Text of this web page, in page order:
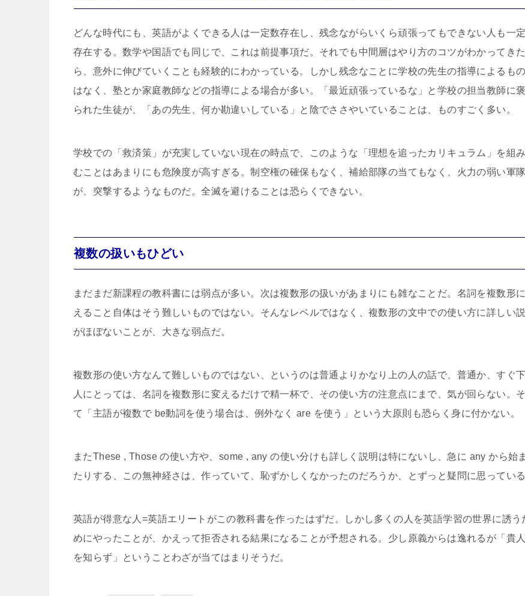
どんな時代にも、英語がよくできる人は一定数存在し、残念ながらいくら頑張ってもできない人も一
存在する。数学や国語でも同じで、これは前提事項だ。それでも中間層はやり方のコツがわかってきた
ら、意外に伸びていくことも経験的にわかっている。しかし残念なことに学校の先生の指導によるも
はなく、塾とか家庭教師などの指導による場合が多い。「最近頑張っているな」と学校の担当教師に
られた生徒が、「あの先生、何か勘違いしている」と陰でささやいていることは、ものすごく多い。
学校での「救済策」が充実していない現在の時点で、このような「理想を追ったカリキュラム」を組
むことはあまりにも危険度が高すぎる。制空権の確保もなく、補給部隊の当てもなく、火力の弱い軍隊
が、突撃するようなものだ。全滅を避けることは恐らくできない。
複数の扱いもひどい
まだまだ新課程の教科書には弱点が多い。次は複数形の扱いがあまりにも雑なことだ。名詞を複数形
えること自体はそう難しいものではない。そんなレベルではなく、複数形の文中での使い方に詳しい
がほぼないことが、大きな弱点だ。
複数形の使い方なんて難しいものではない、というのは普通よりかなり上の人の話で、普通か、すぐ
人にとっては、名詞を複数形に変えるだけで精一杯で、その使い方の注意点にまで、気が回らない。
て「主語が複数で be動詞を使う場合は、例外なく are を使う」という大原則も恐らく身に付かない。
またThese , Those の使い方や、some , any の使い分けも詳しく説明は特にないし、急に any から始
たりする、この無神経さは、作っていて、恥ずかしくなかったのだろうか、とずっと疑問に思っている
英語が得意な人=英語エリートがこの教科書を作ったはずだ。しかし多くの人を英語学習の世界に誘う
めにやったことが、かえって拒否される結果になることが予想される。少し原義からは逸れるが「貴
を知らず」ということわざが当てはまりそうだ。